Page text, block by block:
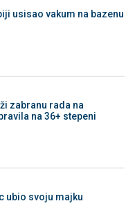
usisao vakum na bazenu
zabranu rada na
na 36+ stepeni
ubio svoju majku